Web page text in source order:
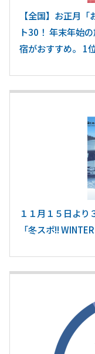
【全国】お正月
ト30！ 年末年始
宿がおすすめ。 1
１１月１５日よ
「冬スポ!!